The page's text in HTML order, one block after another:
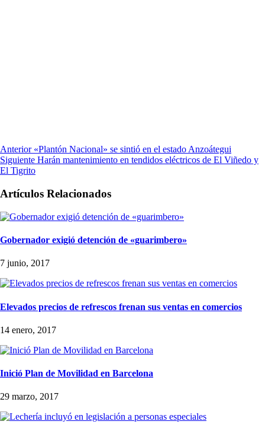
Anterior «Plantón Nacional» se sintió en el estado Anzoátegui
Siguiente Harán mantenimiento en tendidos eléctricos de El Viñedo y
El Tigrito
Artículos Relacionados
Gobernador exigió detención de «guarimbero»
7 junio, 2017
Elevados precios de refrescos frenan sus ventas en comercios
14 enero, 2017
Inició Plan de Movilidad en Barcelona
29 marzo, 2017